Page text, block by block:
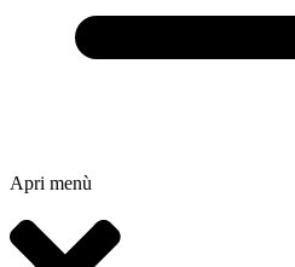
Apri menù